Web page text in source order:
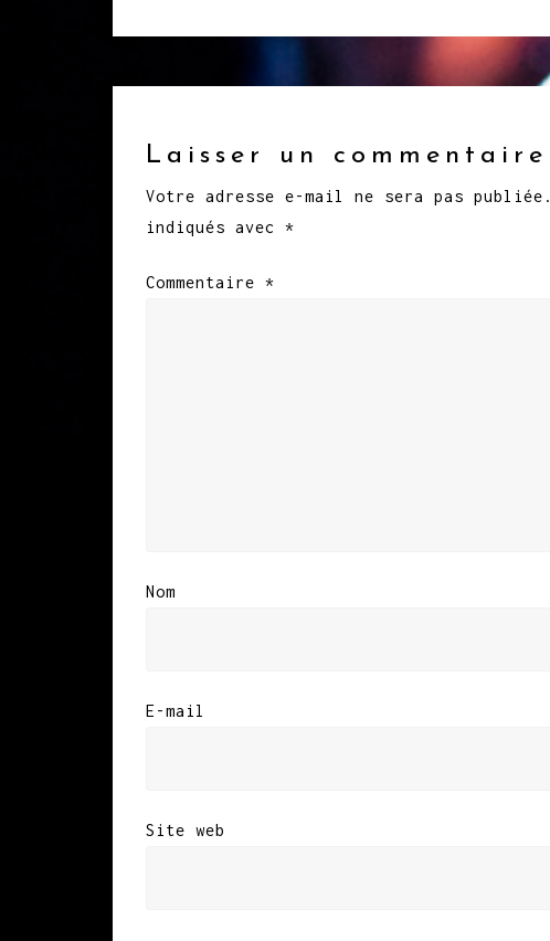
Laisser un commentaire
Votre adresse e-mail ne sera pas publiée.
indiqués avec *
Commentaire *
Nom
E-mail
Site web